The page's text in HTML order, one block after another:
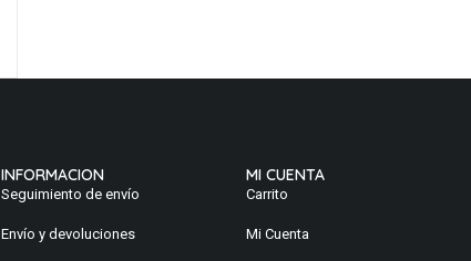
INFORMACION
Seguimiento de envío
Envío y devoluciones
MI CUENTA
Carrito
Mi Cuenta